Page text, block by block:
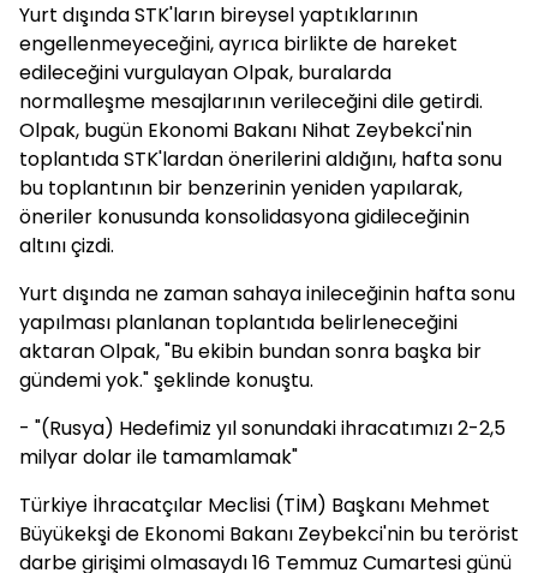
Yurt dışında STK'ların bireysel yaptıklarının
engellenmeyeceğini, ayrıca birlikte de hareket
edileceğini vurgulayan Olpak, buralarda
normalleşme mesajlarının verileceğini dile getirdi.
Olpak, bugün Ekonomi Bakanı Nihat Zeybekci'nin
toplantıda STK'lardan önerilerini aldığını, hafta sonu
bu toplantının bir benzerinin yeniden yapılarak,
öneriler konusunda konsolidasyona gidileceğinin
altını çizdi.
Yurt dışında ne zaman sahaya inileceğinin hafta sonu
yapılması planlanan toplantıda belirleneceğini
aktaran Olpak, "Bu ekibin bundan sonra başka bir
gündemi yok." şeklinde konuştu.
- "(Rusya) Hedefimiz yıl sonundaki ihracatımızı 2-2,5
milyar dolar ile tamamlamak"
Türkiye İhracatçılar Meclisi (TİM) Başkanı Mehmet
Büyükekşi de Ekonomi Bakanı Zeybekci'nin bu terörist
darbe girişimi olmasaydı 16 Temmuz Cumartesi günü